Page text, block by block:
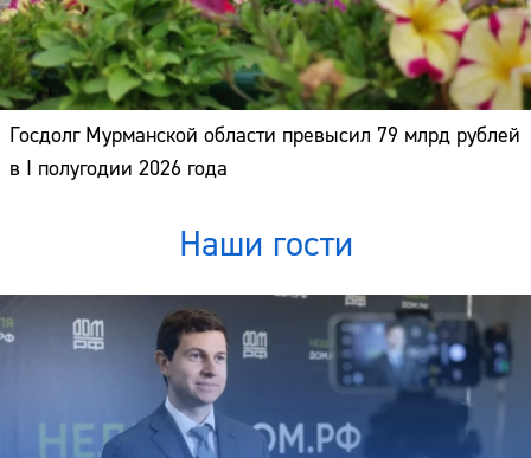
Госдолг Мурманской области превысил 79 млрд рублей
в I полугодии 2026 года
Наши гости